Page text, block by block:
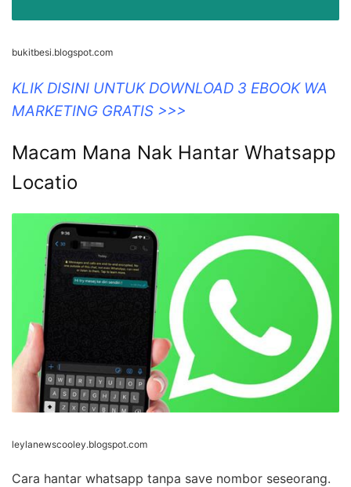
bukitbesi.blogspot.com
KLIK DISINI UNTUK DOWNLOAD 3 EBOOK WA
MARKETING GRATIS >>>
Macam Mana Nak Hantar Whatsapp
Locatio
leylanewscooley.blogspot.com
Cara hantar whatsapp tanpa save nombor seseorang.